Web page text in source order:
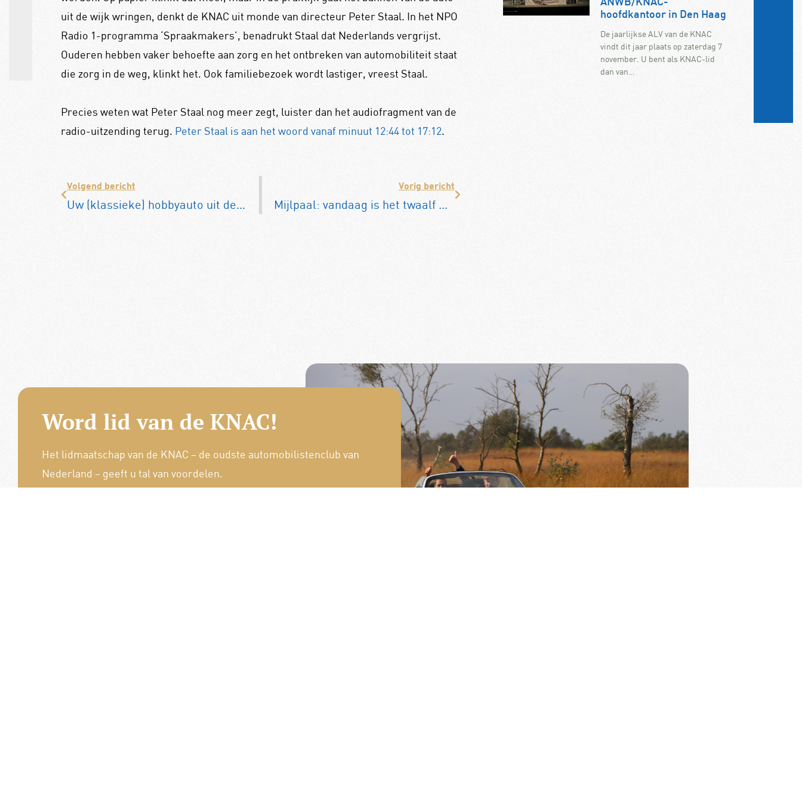
uit de wijk wringen, denkt de KNAC uit monde van directeur Peter Staal. In het NPO
Radio 1-programma ‘Spraakmakers’, benadrukt Staal dat Nederlands vergrijst.
Ouderen hebben vaker behoefte aan zorg en het ontbreken van automobiliteit staat
die zorg in de weg, klinkt het. Ook familiebezoek wordt lastiger, vreest Staal.
Precies weten wat Peter Staal nog meer zegt, luister dan het audiofragment van de
radio-uitzending terug. Peter Staal is aan het woord vanaf minuut 12:44 tot 17:12.
Volgend bericht
Uw (klassieke) hobbyauto uit de winterstalling? 7 rijklaartips
Vorig bericht
Mijlpaal: vandaag is het twaalf miljoenste rijbewijs uitgereikt
ANWB/KNAC-
hoofdkantoor in Den Haag
De jaarlijkse ALV van de KNAC
vindt dit jaar plaats op zaterdag 7
november. U bent als KNAC-lid
dan van…
Word lid van de KNAC!
Het lidmaatschap van de KNAC – de oudste automobilistenclub van
Nederland – geeft u tal van voordelen.